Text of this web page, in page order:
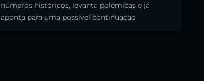
números históricos, levanta polêmicas e já
aponta para uma possível continuação